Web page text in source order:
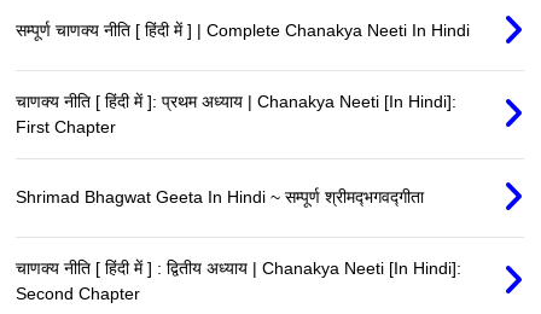
सम्पूर्ण चाणक्य नीति [ हिंदी में ] | Complete Chanakya Neeti In Hindi
चाणक्य नीति [ हिंदी में ]: प्रथम अध्याय | Chanakya Neeti [In Hindi]:
First Chapter
Shrimad Bhagwat Geeta In Hindi ~ सम्पूर्ण श्रीमद्‍भगवद्‍गीता
चाणक्य नीति [ हिंदी में ] : द्वितीय अध्याय | Chanakya Neeti [In Hindi]:
Second Chapter